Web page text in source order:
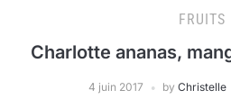
FRUITS
Charlotte ananas,
4 juin 2017 by Christelle